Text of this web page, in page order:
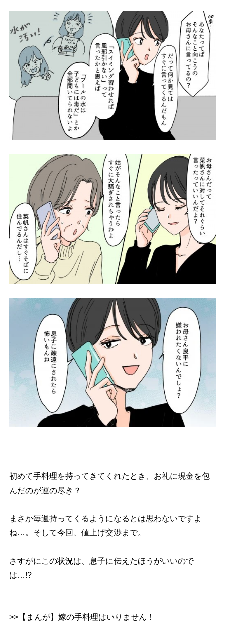
初めて手料理を持ってきてくれたとき、お礼に現金を包
んだのが運の尽き？
まさか毎週持ってくるようになるとは思わないですよ
ね…。そして今回、値上げ交渉まで。
さすがにこの状況は、息子に伝えたほうがいいので
は…!?
>>【まんが】嫁の手料理はいりません！